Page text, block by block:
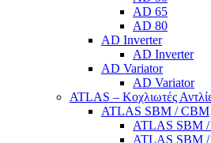
AD 65
AD 80
AD Inverter
AD Inverter
AD Variator
AD Variator
ATLAS – Κοχλιωτές
ATLAS SBM / CBM
ATLAS SBM
ATLAS SBM /